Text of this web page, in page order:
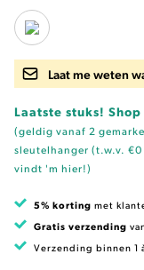
Laat me weten
Laatste stuks!
(geldig vanaf 2
sleutelhanger (t.w.v.
vindt 'm hier!)
5% korting met
Gratis verzending
Verzending binnen 1